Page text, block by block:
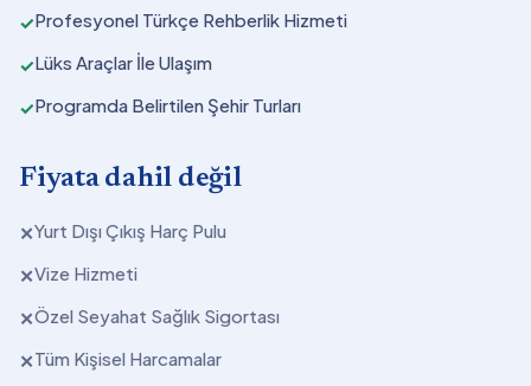
✓Profesyonel Türkçe Rehberlik Hizmeti
✓Lüks Araçlar İle Ulaşım
✓Programda Belirtilen Şehir Turları
Fiyata dahil değil
✕Yurt Dışı Çıkış Harç Pulu
✕Vize Hizmeti
✕Özel Seyahat Sağlık Sigortası
✕Tüm Kişisel Harcamalar